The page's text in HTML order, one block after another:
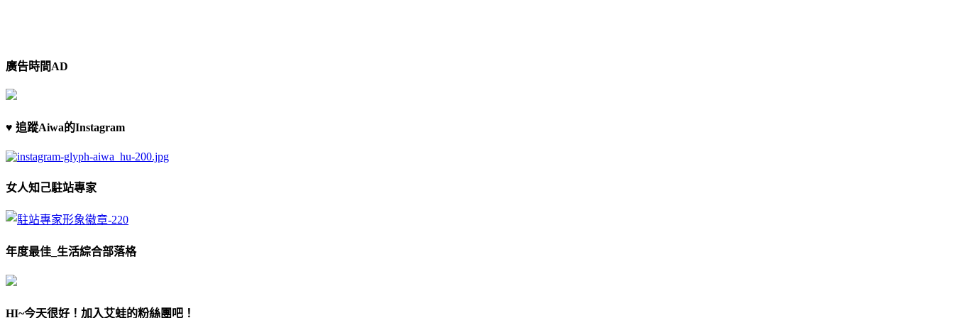
廣告時間AD
♥ 追蹤Aiwa的Instagram
女人知己駐站專家
年度最佳_生活綜合部落格
HI~今天很好！加入艾蛙的粉絲團吧！